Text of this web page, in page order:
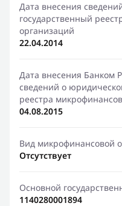
Дата внесения
государственный
организаций
22.04.2014
Дата внесения Банком
сведений о
реестра
04.08.2015
Вид микрофинансовой
Отсутствует
Основной
1140280001894